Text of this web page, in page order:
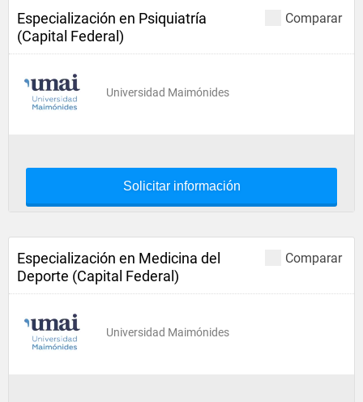
Comparar
Especialización en Psiquiatría
(Capital Federal)
Universidad Maimónides
Solicitar información
Comparar
Especialización en Medicina del
Deporte (Capital Federal)
Universidad Maimónides